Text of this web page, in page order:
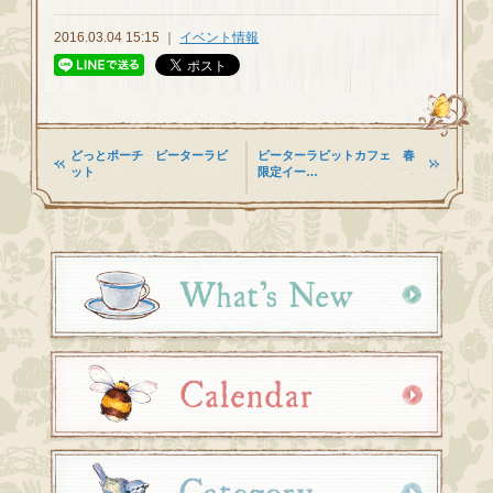
2016.03.04 15:15 ｜ イベント情報
どっとポーチ ピーターラビ
ット
ピーターラビットカフェ 春
限定イー…